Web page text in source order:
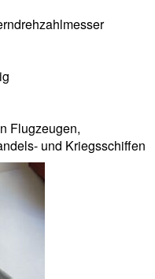
Flugzeugen,
und Kriegsschiffen